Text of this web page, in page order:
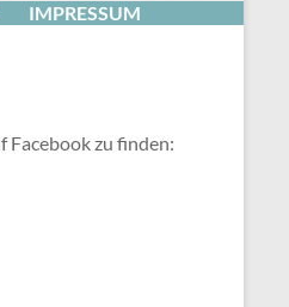
IMPRESSUM
Facebook zu finden: